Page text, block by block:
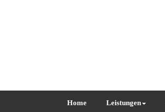
Home Leistungen